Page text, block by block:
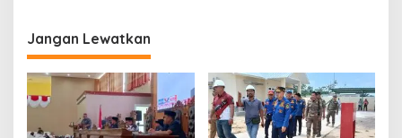
Jangan Lewatkan